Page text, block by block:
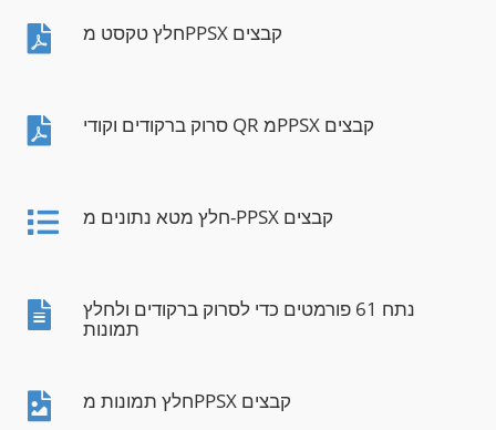
חלץ טקסט מPPSX קבצים
סרוק ברקודים וקודי QR מPPSX קבצים
חלץ מטא נתונים מ-PPSX קבצים
נתח 61 פורמטים כדי לסרוק ברקודים ולחלץ
תמונות
חלץ תמונות מPPSX קבצים